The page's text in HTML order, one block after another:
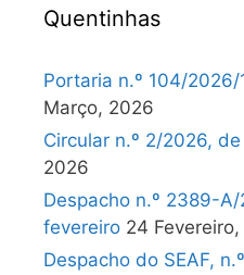
Quentinhas
Portaria n.º 104/
Março, 2026
Circular n.º 2/2026,
2026
Despacho n.º 2389-
fevereiro 24
Despacho do SEAF,